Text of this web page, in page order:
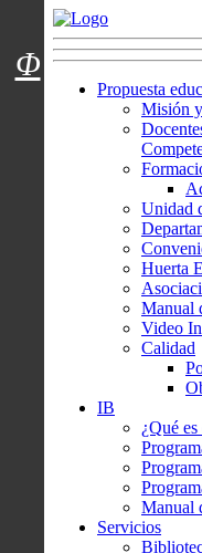
Menú usuarios
Propuesta
Misión
Unidad
Huerta
Manual
Video
Calidad
IB
¿Qué
Manual
Servicios
Φ